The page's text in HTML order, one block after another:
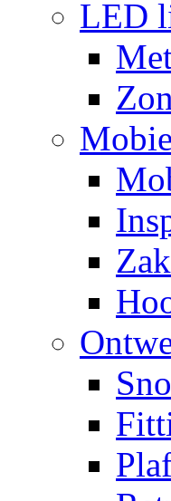
LED